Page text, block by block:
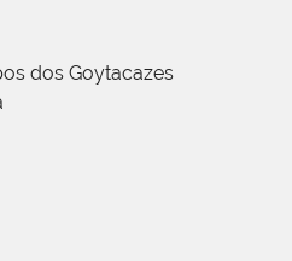
dos Goytacazes